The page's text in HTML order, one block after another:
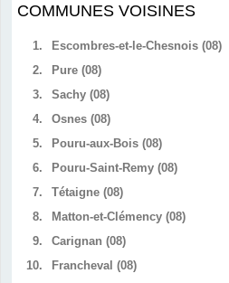
COMMUNES VOISINES
1.
Escombres-et-le-Chesnois (08)
2.
Pure (08)
3.
Sachy (08)
4.
Osnes (08)
5.
Pouru-aux-Bois (08)
6.
Pouru-Saint-Remy (08)
7.
Tétaigne (08)
8.
Matton-et-Clémency (08)
9.
Carignan (08)
10.
Francheval (08)